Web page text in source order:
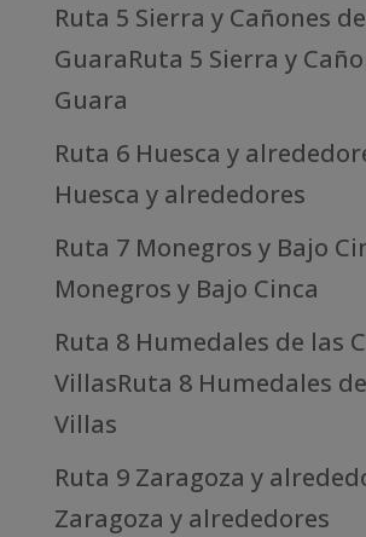
Ruta 5 Sierra y Cañones de
GuaraRuta 5 Sierra y
Guara
Ruta 6 Huesca y
Huesca y alrededores
Ruta 7 Monegros y Bajo
Monegros y Bajo Cinca
Ruta 8 Humedales de las
VillasRuta 8 Humedales
Villas
Ruta 9 Zaragoza y
Zaragoza y alrededores